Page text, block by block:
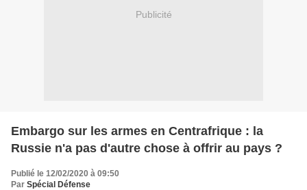
Publicité
Embargo sur les armes en Centrafrique : la
Russie n'a pas d'autre chose à offrir au pays ?
Publié le 12/02/2020 à 09:50
Par Spécial Défense